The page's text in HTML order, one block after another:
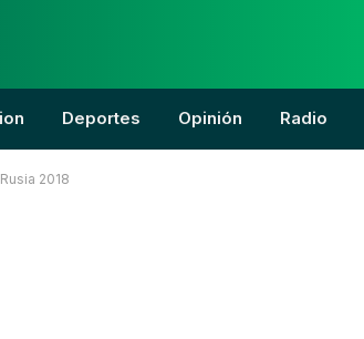
Deportes Opinión Radio
2018